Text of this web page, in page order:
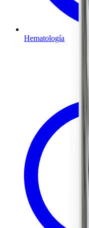
Hematología